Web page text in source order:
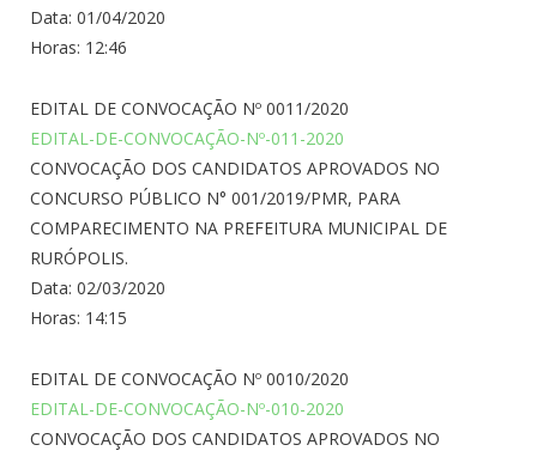
Data: 01/04/2020
Horas: 12:46
EDITAL DE CONVOCAÇÃO Nº 0011/2020
EDITAL-DE-CONVOCAÇÃO-Nº-011-2020
CONVOCAÇÃO DOS CANDIDATOS APROVADOS NO
CONCURSO PÚBLICO N° 001/2019/PMR, PARA
COMPARECIMENTO NA PREFEITURA MUNICIPAL DE
RURÓPOLIS.
Data: 02/03/2020
Horas: 14:15
EDITAL DE CONVOCAÇÃO Nº 0010/2020
EDITAL-DE-CONVOCAÇÃO-Nº-010-2020
CONVOCAÇÃO DOS CANDIDATOS APROVADOS NO